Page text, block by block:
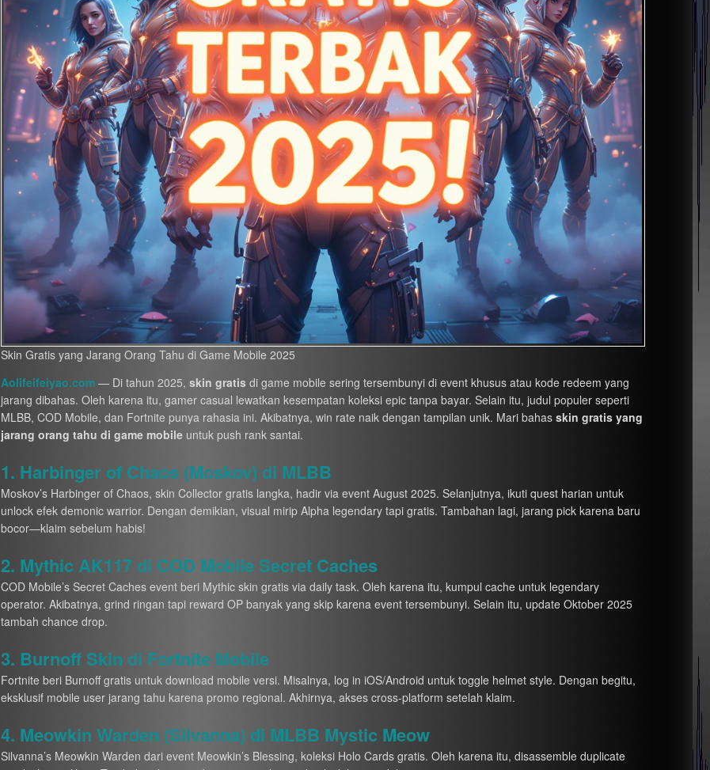
Skin Gratis yang Jarang Orang Tahu di Game Mobile 2025
Aolifeifeiyao.com— Di tahun 2025, skin gratisdi game mobile sering tersembunyi di event khusus atau kode redeem yang
jarang dibahas. Oleh karena itu, gamer casual lewatkan kesempatan koleksi epic tanpa bayar. Selain itu, judul populer seperti
MLBB, COD Mobile, dan Fortnite punya rahasia ini. Akibatnya, win rate naik dengan tampilan unik. Mari bahas skin gratis yang
jarang orang tahu di game mobileuntuk push rank santai.
1. Harbinger of Chaos (Moskov) di MLBB
Moskov’s Harbinger of Chaos, skin Collector gratis langka, hadir via event August 2025. Selanjutnya, ikuti quest harian untuk
unlock efek demonic warrior. Dengan demikian, visual mirip Alpha legendary tapi gratis. Tambahan lagi, jarang pick karena baru
bocor—klaim sebelum habis!
2. Mythic AK117 di COD Mobile Secret Caches
COD Mobile’s Secret Caches event beri Mythic skin gratis via daily task. Oleh karena itu, kumpul cache untuk legendary
operator. Akibatnya, grind ringan tapi reward OP banyak yang skip karena event tersembunyi. Selain itu, update Oktober 2025
tambah chance drop.
3. Burnoff Skin di Fortnite Mobile
Fortnite beri Burnoff gratis untuk download mobile versi. Misalnya, log in iOS/Android untuk toggle helmet style. Dengan begitu,
eksklusif mobile user jarang tahu karena promo regional. Akhirnya, akses cross-platform setelah klaim.
4. Meowkin Warden (Silvanna) di MLBB Mystic Meow
Silvanna’s Meowkin Warden dari event Meowkin’s Blessing, koleksi Holo Cards gratis. Oleh karena itu, disassemble duplicate